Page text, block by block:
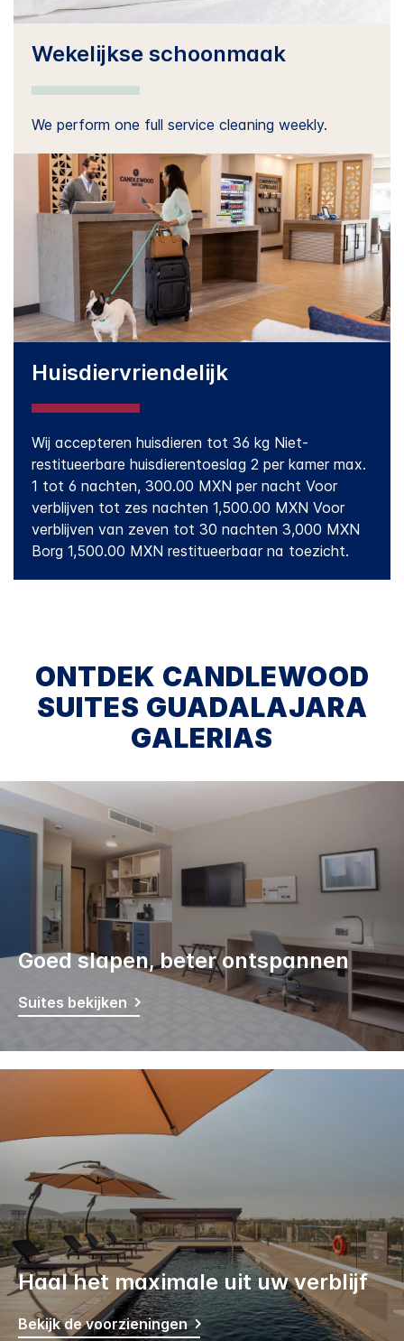
Wekelijkse schoonmaak
We perform one full service cleaning weekly.
Huisdiervriendelijk
Wij accepteren huisdieren tot 36 kg Niet-
restitueerbare huisdierentoeslag 2 per kamer max.
1 tot 6 nachten, 300.00 MXN per nacht Voor
verblijven tot zes nachten 1,500.00 MXN Voor
verblijven van zeven tot 30 nachten 3,000 MXN
Borg 1,500.00 MXN restitueerbaar na toezicht.
ONTDEK CANDLEWOOD
SUITES GUADALAJARA
GALERIAS
Goed slapen, beter ontspannen
Suites bekijken
Haal het maximale uit uw verblijf
Bekijk de voorzieningen